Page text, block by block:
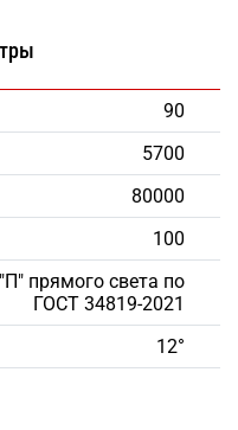
90
5700
80000
100
"П" прямого света по
ГОСТ 34819-2021
12°